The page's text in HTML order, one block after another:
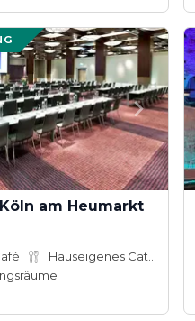
am Heumarkt